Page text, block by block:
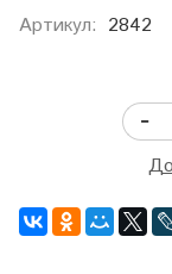
Артикул: 2842